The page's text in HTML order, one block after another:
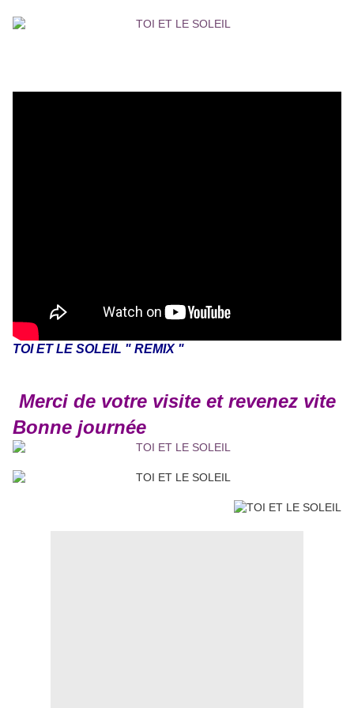
TOI ET LE SOLEIL " REMIX "
Merci de votre visite et revenez vite
Bonne journée